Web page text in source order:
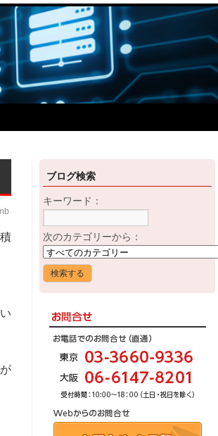
ブログ検索
キーワード：
次のカテゴリーから：